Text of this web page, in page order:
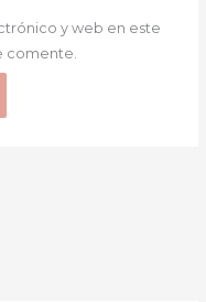
y web en este
comente.